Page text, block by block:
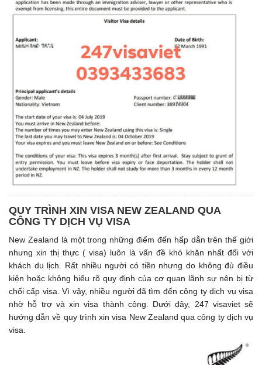
QUY TRÌNH XIN VISA NEW ZEALAND QUA
CÔNG TY DỊCH VỤ VISA
New Zealand là một trong những điểm đến hấp dẫn trên thế giới
nhưng xin thị thực ( visa) luôn là vấn đề khó khăn nhất đối với
khách du lịch. Rất nhiều người có tiền nhưng do không đủ điều
kiện hoặc không hiểu rõ quy định của cơ quan lãnh sự nên bị từ
chối cấp visa. Vì vậy, nhiều người đã tìm đến công ty dịch vụ visa
nhờ hỗ trợ và xin visa thành công. Dưới đây, 247 visaviet sẽ
hướng dẫn về quy trình xin visa New Zealand qua công ty dịch vụ
visa.